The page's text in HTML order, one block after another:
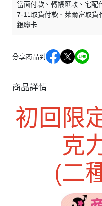
當面付款
轉帳匯款 宅配
7-11取貨付款
萊爾富取貨
銀聯卡
分享商品到
商品詳情
初回限
克
(二